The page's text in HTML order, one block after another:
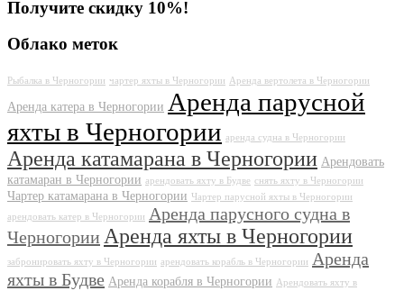
Получите скидку 10%!
Облако меток
Рыбалка в Черногории чартер яхты в Черногории Аренда вертолета в Черногории
Аренда катера в Черногории Аренда парусной
яхты в Черногории аренда судна в Черногории
Аренда катамарана в Черногории Арендовать
катамаран в Черногории арендовать яхту в Будве снять яхту в Черногории
Чартер катамарана в Черногории Чартер парусной яхты в Черногории
арендовать катер в Черногории
Аренда парусного судна в
Черногории Аренда яхты в Черногории
забронировать яхту в Черногории арендовать корабль в Черногории
Аренда
яхты в Будве Аренда корабля в Черногории Арендовать яхту в